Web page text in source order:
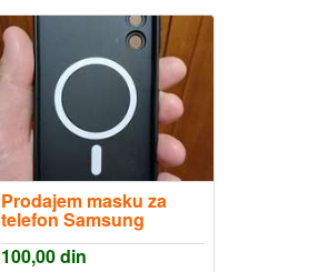
Prodajem masku za
telefon Samsung
A15 4g
100,00din